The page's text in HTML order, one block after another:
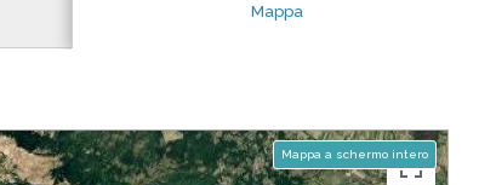
Mappa
Mappa a schermo intero